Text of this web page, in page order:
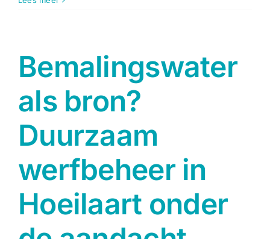
Bemalingswater
als bron?
Duurzaam
werfbeheer in
Hoeilaart onder